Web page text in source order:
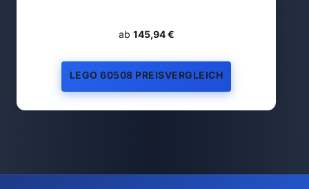
ab 145,94 €
LEGO 60508 PREISVERGLEICH